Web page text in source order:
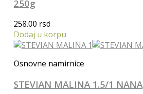
250g
258.00 rsd
Dodaj u korpu
Osnovne namirnice
STEVIAN MALINA 1.5/1 NANA